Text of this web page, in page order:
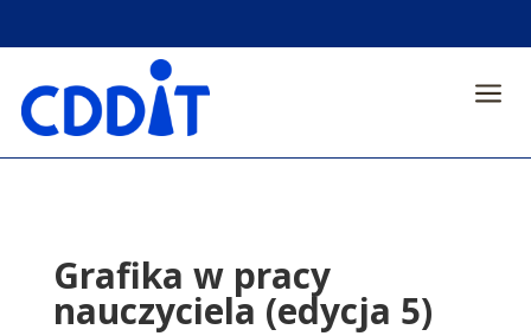
a
Grafika w pracy
nauczyciela (edycja 5)